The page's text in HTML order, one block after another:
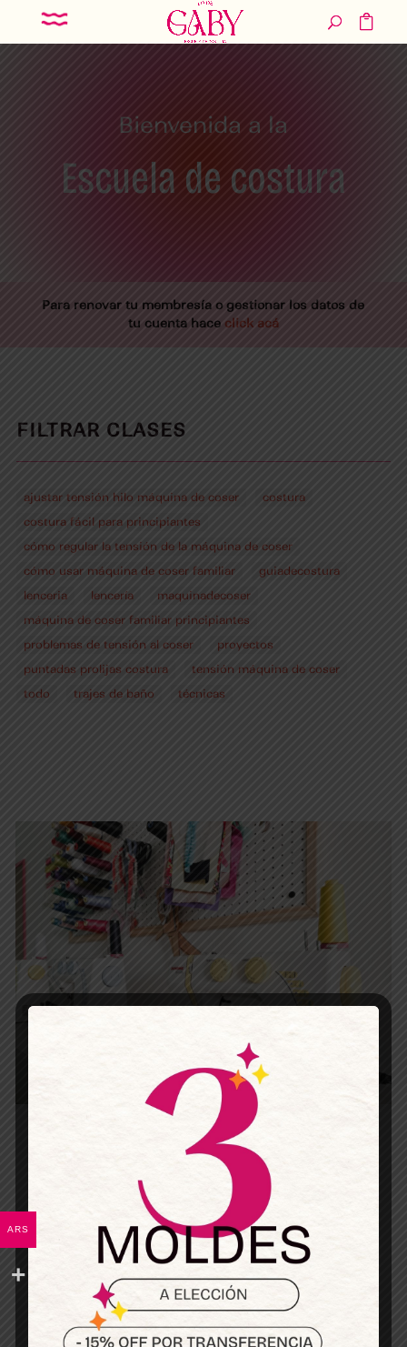
Bienvenida a la
Escuela de costura
Para renovar tu membresía o gestionar los datos de
tu cuenta hace click acá
FILTRAR CLASES
ajustar tensión hilo máquina de coser
costura
costura fácil para principiantes
cómo regular la tensión de la máquina de coser
cómo usar máquina de coser familiar
guiadecostura
lenceria
lencería
maquinadecoser
máquina de coser familiar principiantes
problemas de tensión al coser
proyectos
puntadas prolijas costura
tensión máquina de coser
todo
trajes de baño técnicas
Guía fácil para ajustar la tensión de tu máquina
de coser (ideal principiantes)
¿Tus puntadas quedan flojas o apretadas?
Aprende a ajustar la tensión de tu máquina de
coser familiar con este paso a paso sencillo.
Cuando empezamos a coser en una máquina
de coser familiar, una de las dudas más
comunes es: ¿cómo regular la tensión del hilo
para que las puntadas salgan prolijas? Si la
puntada queda floja, se enreda el hilo o la tela
ARS